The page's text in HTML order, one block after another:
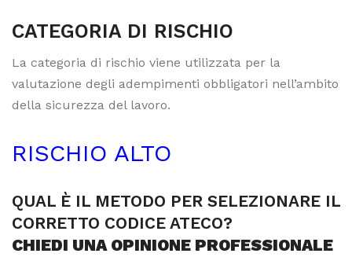
CATEGORIA DI RISCHIO
La categoria di rischio viene utilizzata per la
valutazione degli adempimenti obbligatori nell’ambito
della sicurezza del lavoro.
RISCHIO ALTO
QUAL È IL METODO PER SELEZIONARE IL
CORRETTO CODICE ATECO?
CHIEDI UNA OPINIONE PROFESSIONALE